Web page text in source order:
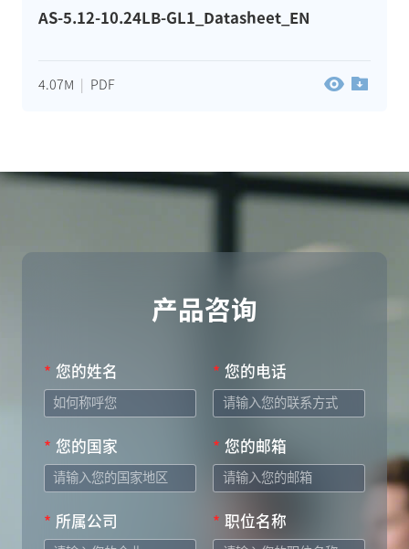
AS-5.12-10.24LB-GL1_Datasheet_EN
4.07M | PDF
产品咨询
* 您的姓名 * 您的电话
* 您的国家 * 您的邮箱
* 所属公司 * 职位名称